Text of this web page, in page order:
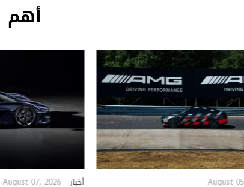
أهم
August أخبار August 07, 2026